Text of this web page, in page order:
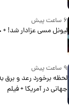
۶ ساعت پیش
لیونل مسی عزادار شد! +
۹ ساعت پیش
لحظه برخورد رعد و برق
جهانی در آمریکا + فیلم